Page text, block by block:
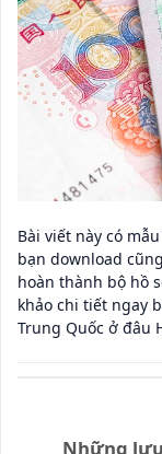
Bài viết này có
bạn download
hoàn thành bộ hồ
khảo chi tiết ngay
Trung Quốc ở đâu
Những